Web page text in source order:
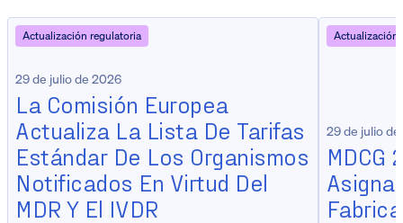
Actualización regulatoria
29 de julio de 2026
La Comisión Europea
Actualiza La Lista De Tarifas
Estándar De Los Organismos
Notificados En Virtud Del
MDR Y El IVDR
Actualización
29 de julio
MDCG